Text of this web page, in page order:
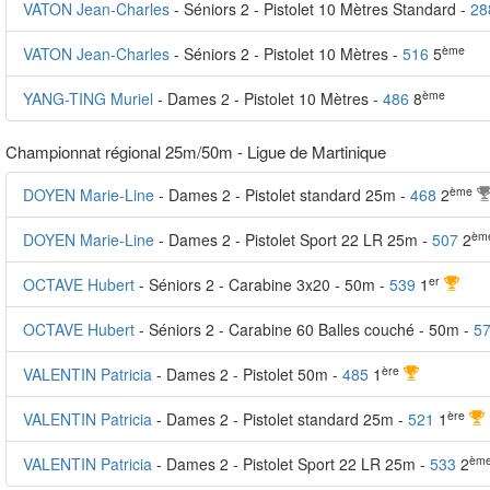
VATON Jean-Charles - Séniors 2 - Pistolet 10 Mètres Standard -
VATON Jean-Charles - Séniors 2 - Pistolet 10 Mètres - 516 5ème
YANG-TING Muriel - Dames 2 - Pistolet 10 Mètres - 486 8ème
Championnat régional 25m/50m - Ligue de Martinique
DOYEN Marie-Line - Dames 2 - Pistolet standard 25m - 468 2ème
DOYEN Marie-Line - Dames 2 - Pistolet Sport 22 LR 25m - 507 2
OCTAVE Hubert - Séniors 2 - Carabine 3x20 - 50m - 539 1 er
OCTAVE Hubert - Séniors 2 - Carabine 60 Balles couché - 50m -
VALENTIN Patricia - Dames 2 - Pistolet 50m - 485 1 ère
VALENTIN Patricia - Dames 2 - Pistolet standard 25m - 521 1 ère
VALENTIN Patricia - Dames 2 - Pistolet Sport 22 LR 25m - 533 2